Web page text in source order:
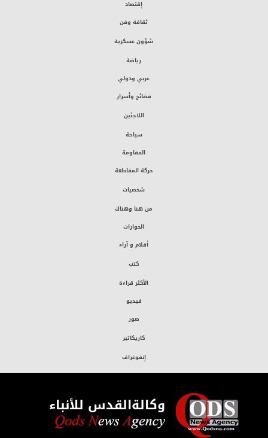
إقتصاد
ثقافة وفن
شؤون عسكرية
رياضة
عربي ودولي
فضائح وأسرار
اللاجئين
سياحة
المقاومة
حركة المقاطعة
شخصيات
من هنا وهناك
الحوارات
أقلام و آراء
كتب
الأكثر قراءة
فيديو
صور
كاريكاتير
إنفوغراف
وكالةالقدس للأنباء